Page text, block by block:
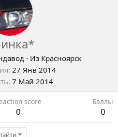
· Из Красноярск
27 Янв 2014
7 Май 2014
score
0
Баллы
0